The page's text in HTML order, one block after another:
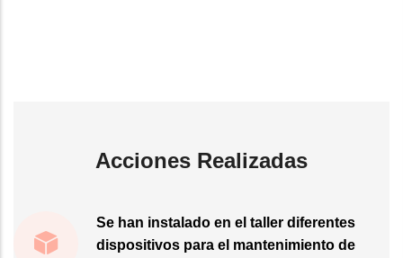
Acciones Realizadas
Se han instalado en el taller diferentes
dispositivos para el mantenimiento de